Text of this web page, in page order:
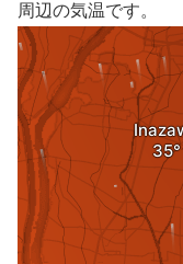
周辺の気温です。